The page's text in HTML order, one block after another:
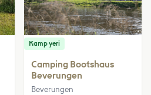
Kamp yeri
Camping Bootshaus
Beverungen
Beverungen